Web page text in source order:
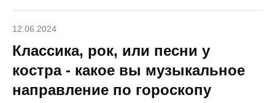
12.06.2024
Классика, рок, или песни у
костра - какое вы музыкальное
направление по гороскопу